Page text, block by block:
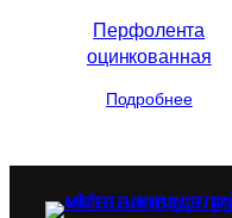
Перфолента
оцинкованная
Подробнее